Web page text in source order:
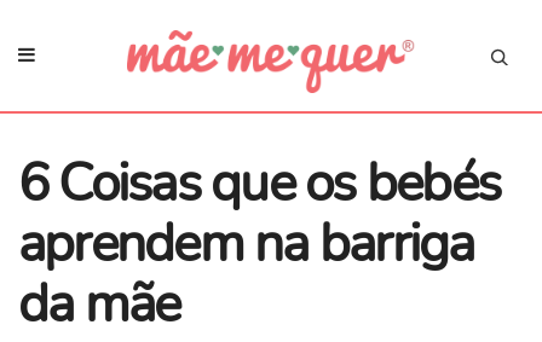
6 Coisas que os bebés
aprendem na barriga
da mãe